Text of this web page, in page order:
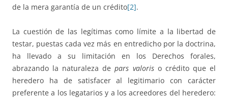
de la mera garantía de un crédito[2].
La cuestión de las legítimas como límite a la libertad de
testar, puestas cada vez más en entredicho por la doctrina,
ha llevado a su limitación en los Derechos forales,
abrazando la naturaleza depars valoriso crédito que el
heredero ha de satisfacer al legitimario con carácter
preferente a los legatarios y a los acreedores del heredero: